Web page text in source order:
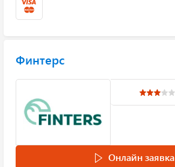
Финтерс
Онлайн заявка